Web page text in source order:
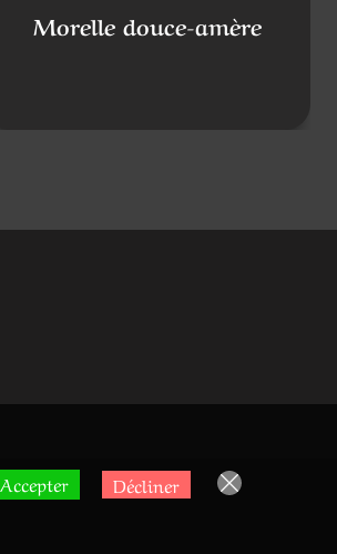
Morelle douce-amère
Accepter Décliner